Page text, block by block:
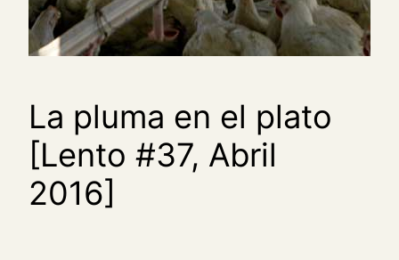
La pluma en el plato
[Lento #37, Abril
2016]